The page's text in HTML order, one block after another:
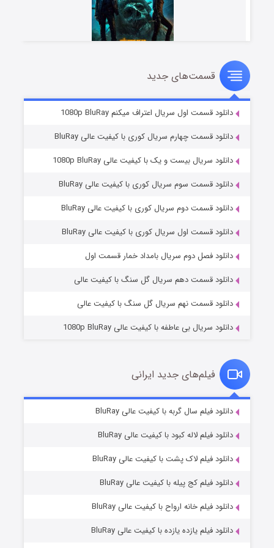
مردگان متحرک: شهر مرده ۳
قسمت۲ (زیرنویس) منتشر شد
شکست استوارت در نجات جهان
قسمت۷ (زیرنویس) منتشر شد
قسمت۷ (زیرنویس) منتشر شد
قسمت‌های جدید
دانلود قسمت اول سریال اعتراف میکنم 1080p BluRay
دانلود قسمت چهارم سریال کوری با کیفیت عالی BluRay
دانلود سریال بیست و یک با کیفیت عالی 1080p BluRay
دانلود قسمت سوم سریال کوری با کیفیت عالی BluRay
دانلود قسمت دوم سریال کوری با کیفیت عالی BluRay
دانلود قسمت اول سریال کوری با کیفیت عالی BluRay
دانلود فصل دوم سریال بامداد خمار قسمت اول
دانلود قسمت دهم سریال گل سنگ با کیفیت عالی
دانلود قسمت نهم سریال گل سنگ با کیفیت عالی
دانلود سریال بی عاطفه با کیفیت عالی 1080p BluRay
فیلم‌های جدید ایرانی
دانلود فیلم سال گربه با کیفیت عالی BluRay
دانلود فیلم لاله کبود با کیفیت عالی BluRay
دانلود فیلم لاک پشت با کیفیت عالی BluRay
دانلود فیلم کج‌ پیله با کیفیت عالی BluRay
دانلود فیلم خانه ارواح با کیفیت عالی BluRay
دانلود فیلم یازده یازده با کیفیت عالی BluRay